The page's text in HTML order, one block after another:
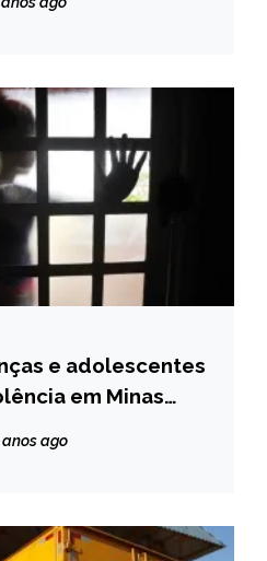
e adolescentes
em Minas
ago